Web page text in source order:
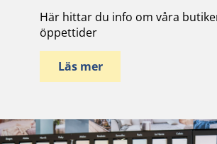
Här hittar du info om våra
öppettider
Läs mer